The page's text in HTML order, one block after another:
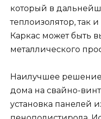
который в
теплоизолятор, так
Каркас может быть
металлического
Наилучшее
дома на свайно-
установка панелей